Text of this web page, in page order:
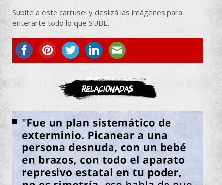
Subite a este carrusel y deslizá las imágenes para
enterarte todo lo que SUBE.
ASOCIATE
Relacionadas